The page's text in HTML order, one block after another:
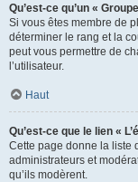
Qu’est-ce qu’un «
Si vous êtes membre de
déterminer le rang et la
peut vous permettre de
l’utilisateur.
Haut
Qu’est-ce que le lien «
Cette page donne la liste
administrateurs et
qu’ils modèrent.